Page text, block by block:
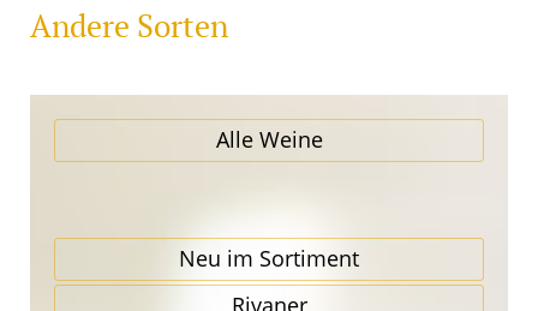
Andere Sorten
Alle Weine
Neu im Sortiment
Rivaner